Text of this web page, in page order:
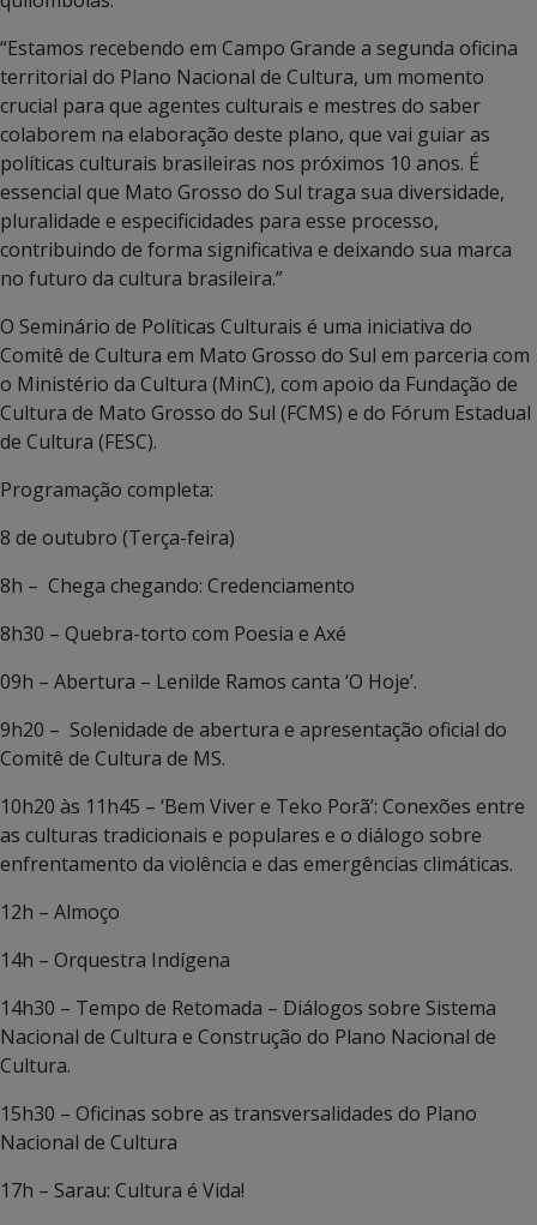
“Estamos recebendo em Campo Grande a segunda oficina
territorial do Plano Nacional de Cultura, um momento
crucial para que agentes culturais e mestres do saber
colaborem na elaboração deste plano, que vai guiar as
políticas culturais brasileiras nos próximos 10 anos. É
essencial que Mato Grosso do Sul traga sua diversidade,
pluralidade e especificidades para esse processo,
contribuindo de forma significativa e deixando sua marca
no futuro da cultura brasileira.”
O Seminário de Políticas Culturais é uma iniciativa do
Comitê de Cultura em Mato Grosso do Sul em parceria com
o Ministério da Cultura (MinC), com apoio da Fundação de
Cultura de Mato Grosso do Sul (FCMS) e do Fórum Estadual
de Cultura (FESC).
Programação completa:
8 de outubro (Terça-feira)
8h – Chega chegando: Credenciamento
8h30 – Quebra-torto com Poesia e Axé
09h – Abertura – Lenilde Ramos canta ‘O Hoje’.
9h20 – Solenidade de abertura e apresentação oficial do
Comitê de Cultura de MS.
10h20 às 11h45 – ‘Bem Viver e Teko Porã’: Conexões entre
as culturas tradicionais e populares e o diálogo sobre
enfrentamento da violência e das emergências climáticas.
12h – Almoço
14h – Orquestra Indígena
14h30 – Tempo de Retomada – Diálogos sobre Sistema
Nacional de Cultura e Construção do Plano Nacional de
Cultura.
15h30 – Oficinas sobre as transversalidades do Plano
Nacional de Cultura
17h – Sarau: Cultura é Vida!